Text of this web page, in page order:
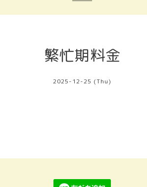
繁忙期料金
2025-12-25 (Thu)